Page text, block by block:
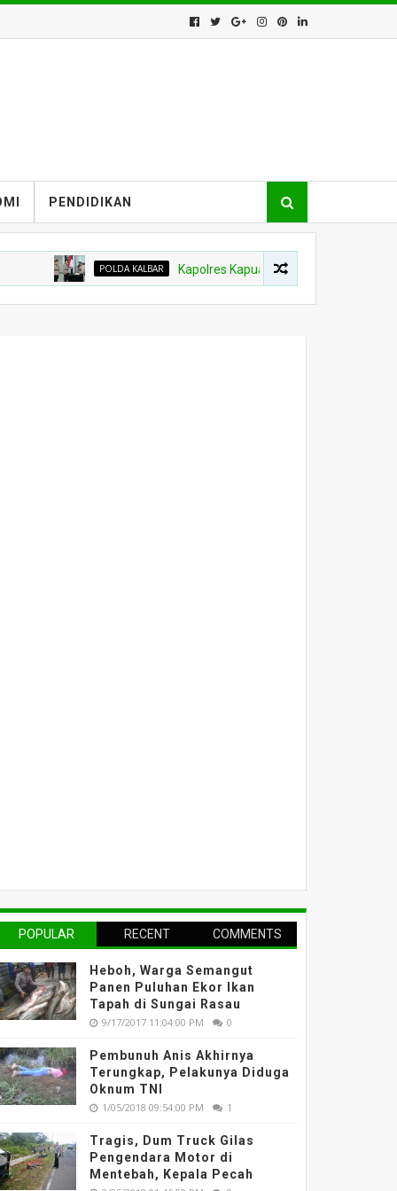
PENDIDIKAN
POLDA KALBAR Kapolres Kapuas Hulu Berganti, Kapolda
POPULAR RECENT COMMENTS
Heboh, Warga Semangut
Panen Puluhan Ekor Ikan
Tapah di Sungai Rasau
9/17/2017 11:04:00 PM 0
Pembunuh Anis Akhirnya
Terungkap, Pelakunya Diduga
Oknum TNI
1/05/2018 09:54:00 PM 1
Tragis, Dum Truck Gilas
Pengendara Motor di
Mentebah, Kepala Pecah